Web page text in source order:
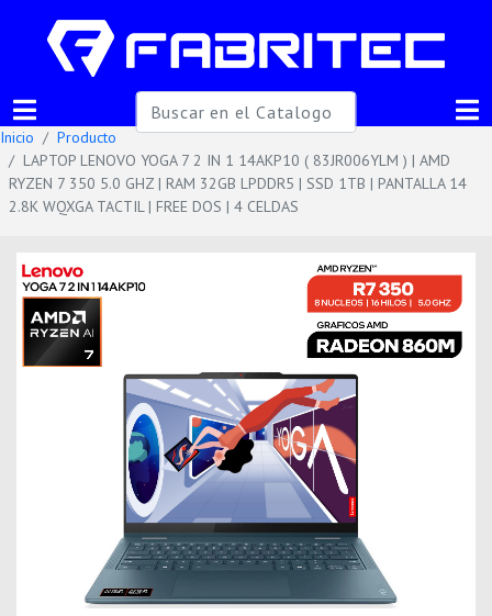
Inicio
Producto
LAPTOP LENOVO YOGA 7 2 IN 1 14AKP10 ( 83JR006YLM ) | AMD
RYZEN 7 350 5.0 GHZ | RAM 32GB LPDDR5 | SSD 1TB | PANTALLA 14
2.8K WQXGA TACTIL | FREE DOS | 4 CELDAS